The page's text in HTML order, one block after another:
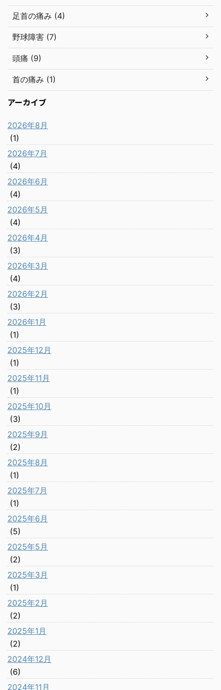
足首の痛み (4)
野球障害 (7)
頭痛 (9)
首の痛み (1)
アーカイブ
2026年8月
(1)
2026年7月
(4)
2026年6月
(4)
2026年5月
(4)
2026年4月
(3)
2026年3月
(4)
2026年2月
(3)
2026年1月
(1)
2025年12月
(1)
2025年11月
(1)
2025年10月
(3)
2025年9月
(2)
2025年8月
(1)
2025年7月
(1)
2025年6月
(5)
2025年5月
(2)
2025年3月
(1)
2025年2月
(2)
2025年1月
(2)
2024年12月
(6)
2024年11月